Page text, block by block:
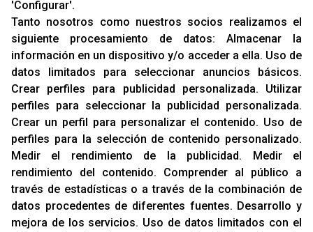
Cambios Y Devoluciones
RACING SUPPORT
Aviso Legal
Sobre Nosotros
Cookies
OFICINAS
Edificio París - Oficina 18
'Configurar'.
Tanto nosotros como nuestros socios realizamos el
siguiente procesamiento de datos: Almacenar la
información en un dispositivo y/o acceder a ella. Uso de
datos limitados para seleccionar anuncios básicos.
Crear perfiles para publicidad personalizada. Utilizar
perfiles para seleccionar la publicidad personalizada.
Crear un perfil para personalizar el contenido. Uso de
perfiles para la selección de contenido personalizado.
Medir el rendimiento de la publicidad. Medir el
rendimiento del contenido. Comprender al público a
través de estadísticas o a través de la combinación de
datos procedentes de diferentes fuentes. Desarrollo y
mejora de los servicios. Uso de datos limitados con el